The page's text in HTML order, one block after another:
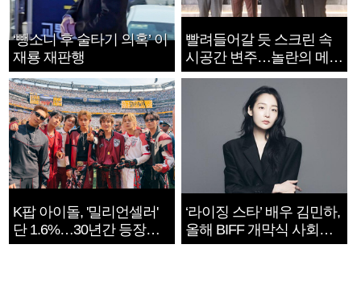
‘뺑소니 후 술타기 의혹’ 이
재룡 재판행
빨려들어갈 듯 스크린 속
시공간 변주…놀란의 메시
지는 ‘전쟁 속죄’
K팝 아이돌, '밀리언셀러'
단 1.6%…30년간 등장
1182개팀 전수조사
‘라이징 스타’ 배우 김민하,
올해 BIFF 개막식 사회자
확정